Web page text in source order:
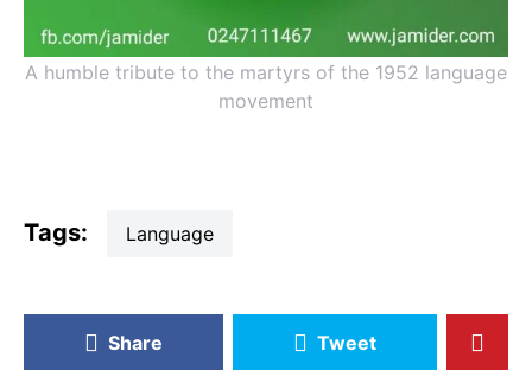
A humble tribute to the martyrs of the 1952 language
movement
Tags: language
Share Tweet